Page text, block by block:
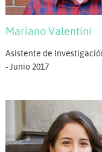
Mariano Valentini
Asistente de
- Junio 2017